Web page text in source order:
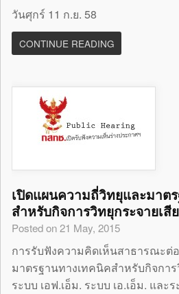
วันศุกร์ 11 ก.ย. 58
CONTINUE READING
เปิดแผนความถี่วิทยุและมาต
สำหรับกิจการวิทยุกระจายเสี
Posted on 21 May, 2015
การรับฟังความคิดเห็นสาธารณะต่
มาตรฐานทางเทคนิคสำหรับกิจการ
ระบบ เอฟ.เอ็ม. ระบบ เอ.เอ็ม. และ